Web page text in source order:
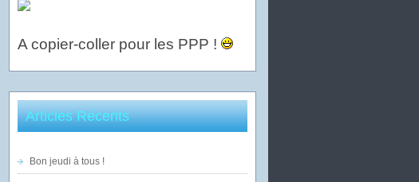
A copier-coller pour les PPP !
Articles Récents
Bon jeudi à tous !